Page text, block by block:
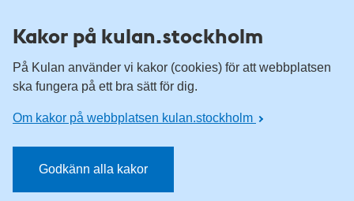
Kakor på kulan.stockholm
På Kulan använder vi kakor (cookies) för att webbplatsen
ska fungera på ett bra sätt för dig.
Om kakor på webbplatsen kulan.stockholm
Godkänn alla kakor